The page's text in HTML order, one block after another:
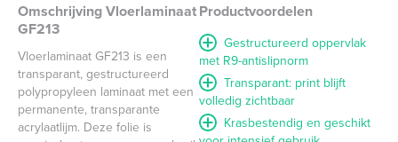
Omschrijving Vloerlaminaat
GF213
Vloerlaminaat GF213 is een
transparant, gestructureerd
polypropyleen laminaat met een
permanente, transparante
acrylaatlijm. Deze folie is
Productvoordelen
Gestructureerd oppervlak
met R9-antislipnorm
Transparant: print blijft
volledig zichtbaar
Krasbestendig en geschikt